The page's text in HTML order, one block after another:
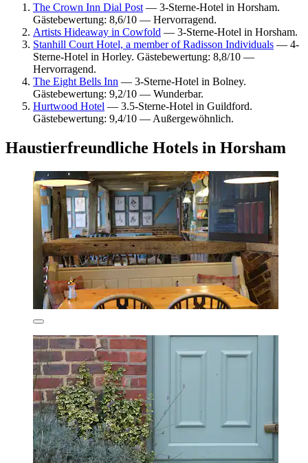
The Crown Inn Dial Post — 3-Sterne-Hotel in Horsham.
Gästebewertung: 8,6/10 — Hervorragend.
Artists Hideaway in Cowfold — 3-Sterne-Hotel in Horsham.
Stanhill Court Hotel, a member of Radisson Individuals — 4-
Sterne-Hotel in Horley. Gästebewertung: 8,8/10 —
Hervorragend.
The Eight Bells Inn — 3-Sterne-Hotel in Bolney.
Gästebewertung: 9,2/10 — Wunderbar.
Hurtwood Hotel — 3.5-Sterne-Hotel in Guildford.
Gästebewertung: 9,4/10 — Außergewöhnlich.
Haustierfreundliche Hotels in Horsham